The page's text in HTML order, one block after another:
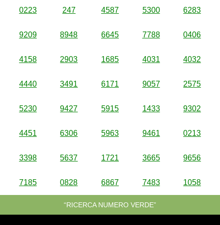
0223 247 4587 5300 6283
9209 8948 6645 7788 0406
4158 2903 1685 4031 4032
4440 3491 6171 9057 2575
5230 9427 5915 1433 9302
4451 6306 5963 9461 0213
3398 5637 1721 3665 9656
7185 0828 6867 7483 1058
“RICERCA NUMERO VERDE”